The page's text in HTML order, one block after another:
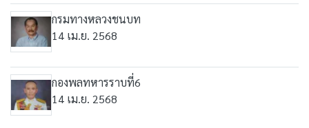
กรมทางหลวงชนบท
14 เม.ย. 2568
กองพลทหารราบที่6
14 เม.ย. 2568